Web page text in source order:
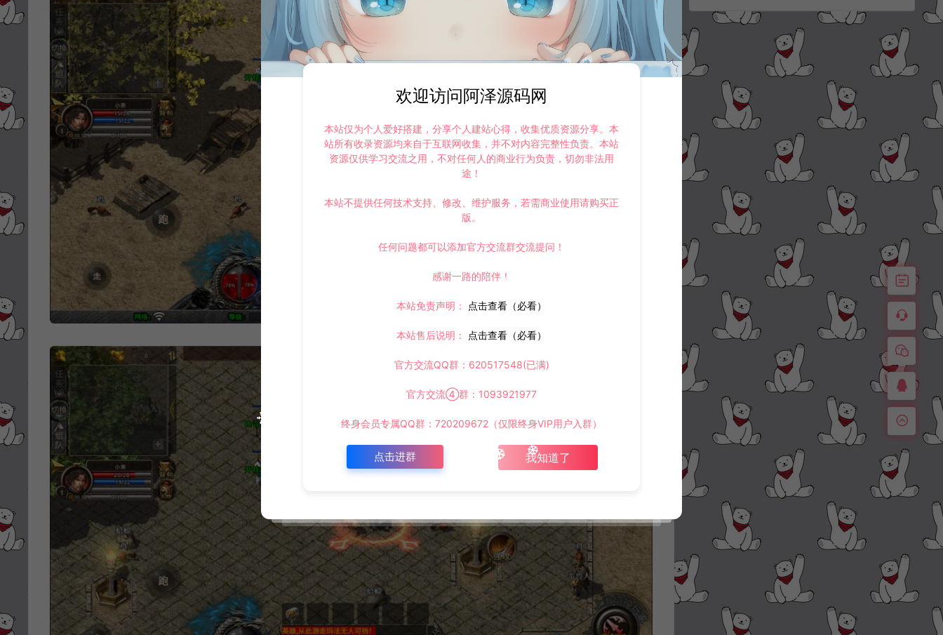
欢迎访问阿泽源码网
本站仅为个人爱好搭建，分享个人建站心得，收集优质资源分享。本
站所有收录资源均来自于互联网收集，并不对内容完整性负责。本站
资源仅供学习交流之用，不对任何人的商业行为负责，切勿非法用
途！
本站不提供任何技术支持、修改、维护服务，若需商业使用请购买正
版。
任何问题都可以添加官方交流群交流提问！
感谢一路的陪伴！
本站免责声明： 点击查看（必看）
本站售后说明： 点击查看（必看）
官方交流QQ群：620517548(已满)
官方交流④群：1093921977
终身会员专属QQ群：720209672（仅限终身VIP用户入群）
点击进群 我知道了